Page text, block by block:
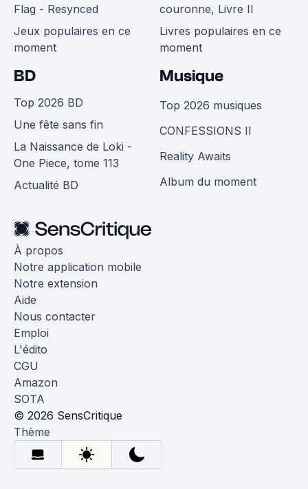
Flag - Resynced
Jeux populaires en ce
moment
couronne, Livre II
Livres populaires en ce
moment
BD
Top 2026 BD
Une fête sans fin
La Naissance de Loki -
One Piece, tome 113
Actualité BD
Musique
Top 2026 musiques
CONFESSIONS II
Reality Awaits
Album du moment
À propos
Notre application mobile
Notre extension
Aide
Nous contacter
Emploi
L'édito
CGU
Amazon
SOTA
© 2026 SensCritique
Thème